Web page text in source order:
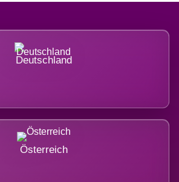
Deutschland
Österreich